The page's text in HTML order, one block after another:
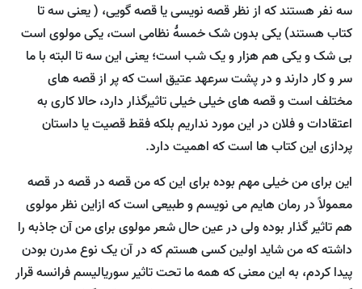
سه نفر هستند که از نظر قصه نویسی یا قصه گویی، ( یعنی سه تا
کتاب هستند) یکی بدون شک خمسۀ نظامی است، یکی مولوی است
بی شک و یکی هم هزار و یک شب است؛ یعنی این سه تا البته با ما
سر و کار دارند و در پشت سرعهد عتیق است که پر از قصه های
مختلف است و قصه های خیلی خیلی تاثیرگذار دارد، حالا کاری به
اعتقادات و فلان در این مورد نداریم بلکه فقط قصیت یا داستان
پردازی این کتاب ها است که اهمیت دارد.
این برای من خیلی مهم بوده برای این که من قصه در قصه در قصه
معمولاً در رمان هایم می نویسم و طبیعی است که ازاین نظر مولوی
هم تاثیر گذار بوده ولی در عین حال شعر مولوی برای من آن جاذبه را
داشته که من شاید اولین کسی هستم که در آن یک نوع مدرن بودن
پیدا کردم، به این معنی که همه ما تحت تاثیر سوریالیسم فرانسه قرار